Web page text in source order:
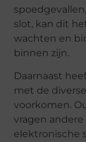
slot, kan dit
wachten en
binnen zijn.
Daarnaast
met de
voorkomen.
vragen
elektronische